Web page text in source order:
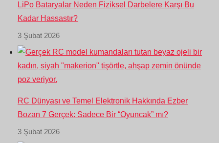
LiPo Bataryalar Neden Fiziksel Darbelere Karşı Bu
Kadar Hassastır?
3 Şubat 2026
RC Dünyası ve Temel Elektronik Hakkında Ezber
Bozan 7 Gerçek: Sadece Bir “Oyuncak” mı?
3 Şubat 2026